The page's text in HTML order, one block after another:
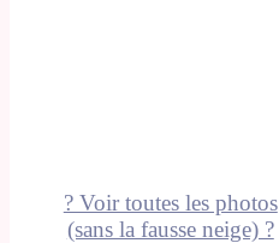
? Voir toutes les photos
(sans la fausse neige) ?